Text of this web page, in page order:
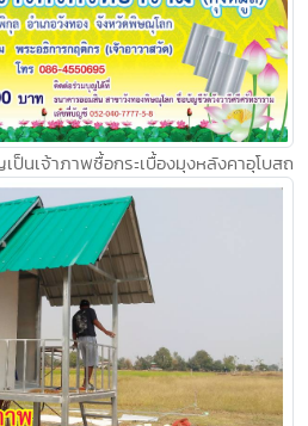
เจ้าภาพซื้อกระเบื้องมุงหลังคาอุโบสถ